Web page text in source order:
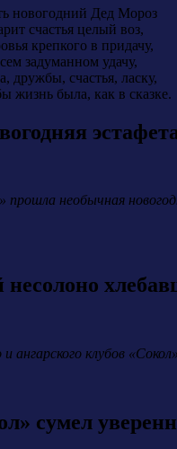
новогодний Дед Мороз
счастья целый воз,
крепкого в придачу,
задуманном удачу,
дружбы, счастья, ласку,
жизнь была, как в сказке.
прошла необычная
несолоно
ангарского клубов
сумел